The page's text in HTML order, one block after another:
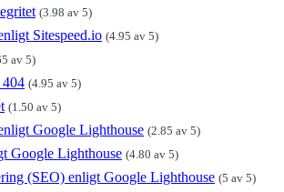
(3.98 av 5)
Sitespeed.io (4.95 av 5)
av 5)
404 (4.95 av 5)
(1.50 av 5)
Google Lighthouse (2.85 av 5)
Google Lighthouse (4.80 av 5)
(SEO) enligt Google Lighthouse (5 av 5)